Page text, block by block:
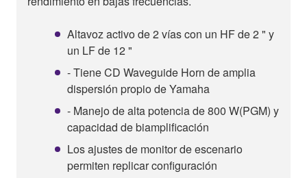
Altavoz activo de 2 vías con un HF de 2 " y
un LF de 12 "
- Tiene CD Waveguide Horn de amplia
dispersión propio de Yamaha
- Manejo de alta potencia de 800 W(PGM) y
capacidad de biamplificación
Los ajustes de monitor de escenario
permiten replicar configuración